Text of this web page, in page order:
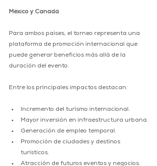
México y Canadá
Para ambos países, el torneo representa una
plataforma de promoción internacional que
puede generar beneficios más allá de la
duración del evento.
Entre los principales impactos destacan:
Incremento del turismo internacional.
Mayor inversión en infraestructura urbana.
Generación de empleo temporal.
Promoción de ciudades y destinos
turísticos.
Atracción de futuros eventos y negocios.